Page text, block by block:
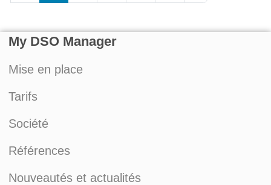
My DSO Manager
Mise en place
Tarifs
Société
Références
Nouveautés et actualités